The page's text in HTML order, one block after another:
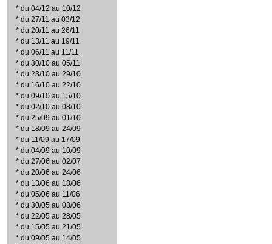
* du 04/12 au 10/12
* du 27/11 au 03/12
* du 20/11 au 26/11
* du 13/11 au 19/11
* du 06/11 au 11/11
* du 30/10 au 05/11
* du 23/10 au 29/10
* du 16/10 au 22/10
* du 09/10 au 15/10
* du 02/10 au 08/10
* du 25/09 au 01/10
* du 18/09 au 24/09
* du 11/09 au 17/09
* du 04/09 au 10/09
* du 27/06 au 02/07
* du 20/06 au 24/06
* du 13/06 au 18/06
* du 05/06 au 11/06
* du 30/05 au 03/06
* du 22/05 au 28/05
* du 15/05 au 21/05
* du 09/05 au 14/05